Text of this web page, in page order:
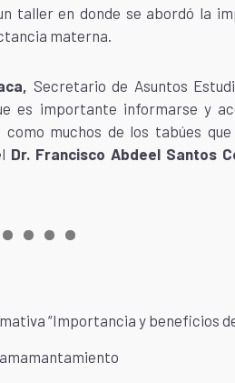
taller en donde se abordó la
materna.
Secretario de Asuntos
es importante informarse y
muchos de los tabúes
Dr. Francisco Abdeel Santos
“Importancia y beneficios